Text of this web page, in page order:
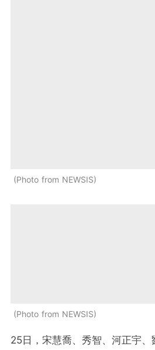
Photo from NEWSIS
Photo from NEWSIS
25日，宋慧喬、秀智、河正宇